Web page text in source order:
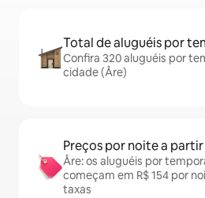
Total de aluguéis por
Confira 320 aluguéis por
cidade (Åre)
Preços por noite a
Åre: os aluguéis por
começam em R$ 154 por
taxas